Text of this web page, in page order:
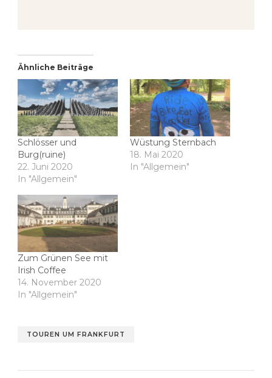
Ähnliche Beiträge
Schlösser und
Burg(ruine)
22. Juni 2020
In "Allgemein"
Wüstung Sternbach
18. Mai 2020
In "Allgemein"
Zum Grünen See mit
Irish Coffee
14. November 2020
In "Allgemein"
TOUREN UM FRANKFURT